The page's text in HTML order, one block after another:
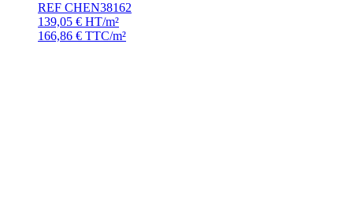
REF CHEN38162
139,05 € HT/m²
166,86 € TTC/m²